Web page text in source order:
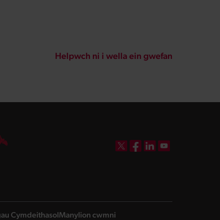
Helpwch ni i wella ein gwefan
CymdeithasolManylion cwmni